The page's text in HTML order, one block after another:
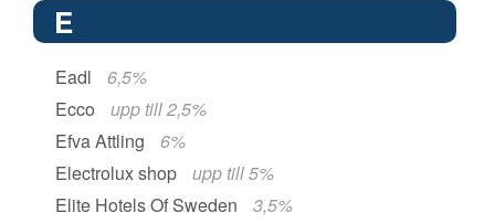
E
Eadl
6,5%
Ecco
upp till 2,5%
Efva Attling
6%
Electrolux shop
upp till 5%
Elite Hotels Of Sweden
3,5%